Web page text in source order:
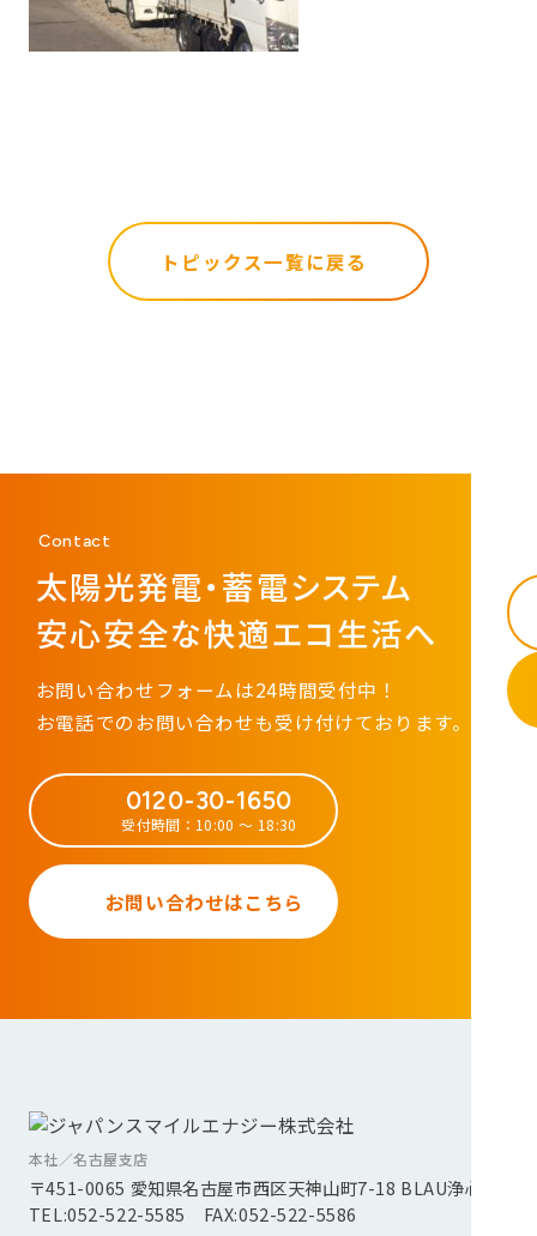
トピックス一覧に戻る
Contact
太陽光発電・蓄電システム
安心安全な快適エコ生活へ
お問い合わせフォームは24時間受付中！
お電話でのお問い合わせも受け付けております。
0120-30-1650
受付時間：10:00 ～ 18:30
お問い合わせはこちら
本社／名古屋支店
〒451-0065 愛知県名古屋市西区天神山町7-18 BLAU浄心2F
TEL:052-522-5585 FAX:052-522-5586